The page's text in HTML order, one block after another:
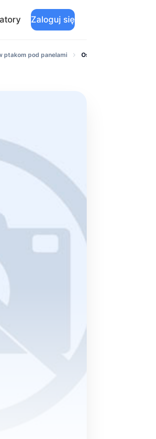
Zaloguj się
ptakom pod panelami Ostrołęka